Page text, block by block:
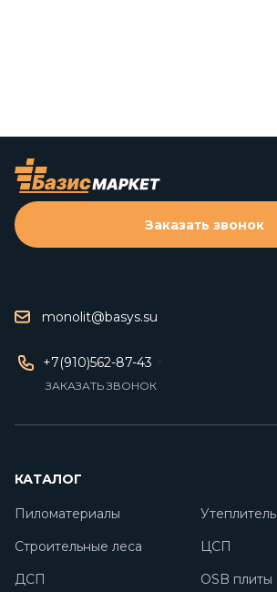
monolit@basys.su
+7(910)562-87-43
ЗАКАЗАТЬ ЗВОНОК
Заказать звонок
КАТАЛОГ
Пиломатериалы
Утеплитель
Строительные леса
ЦСП
ДСП
OSB плиты